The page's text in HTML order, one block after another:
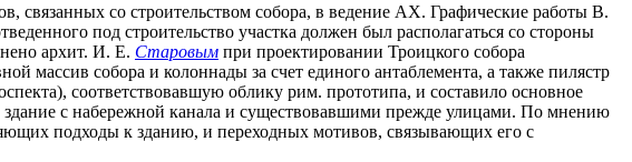
связанных со строительством собора, в ведение АХ. Графические работы В.
под строительство участка должен был располагаться со стороны
архит. И. Е. Старовым при проектировании Троицкого собора
массив собора и колоннады за счет единого антаблемента, а также пилястр
соответствовавшую облику рим. прототипа, и составило основное
здание с набережной канала и существовавшими прежде улицами. По мнению
подходы к зданию, и переходных мотивов, связывающих его с